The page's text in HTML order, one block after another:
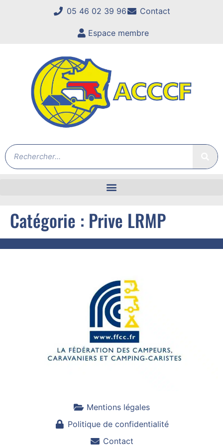
05 46 02 39 96 Contact
Espace membre
Catégorie : Prive LRMP
Mentions légales
Politique de confidentialité
Contact